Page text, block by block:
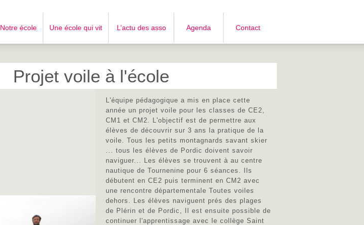
Notre école Une école qui vit L’actu des asso Agenda Contact
Projet voile à l'école
L'équipe pédagogique a mis en place cette
année un projet voile pour les classes de CE2,
CM1 et CM2. L'objectif est de permettre aux
élèves de découvrir sur 3 ans la pratique de la
voile. Tous les petits montagnards savant skier
... tous les élèves de Pordic doivent savoir
naviguer... Les élèves se trouvent à au centre
nautique de Tournenine pour 6 séances. Ils
débutent en CE2 puis terminent en CM2 avec
une rencontre départementale Toutes voiles
dehors. Les élèves naviguent prés des plages
de Plérin et de Pordic, Il est ensuite possible de
continuer l'apprentissage avec le collège Saint